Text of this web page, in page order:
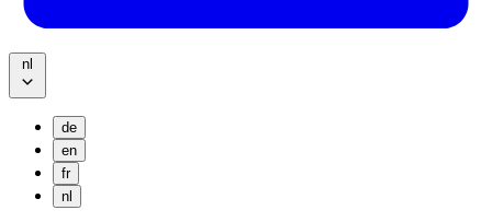
nl
de
en
fr
nl